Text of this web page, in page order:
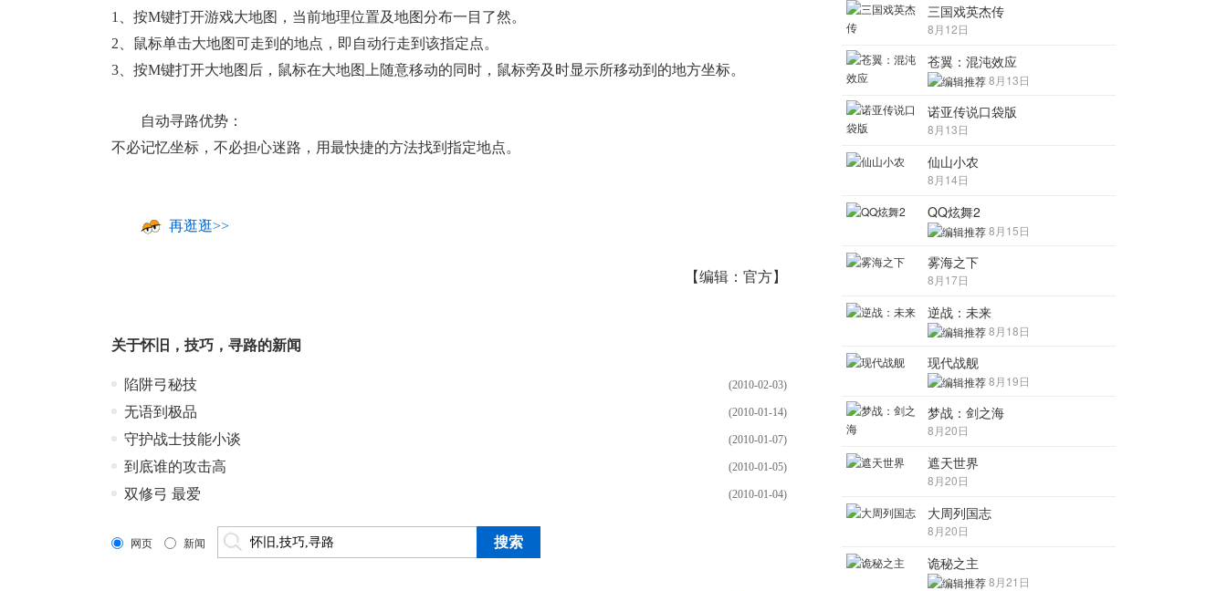
1、按M键打开游戏大地图，当前地理位置及地图分布一目了然。
2、鼠标单击大地图可走到的地点，即自动行走到该指定点。
3、按M键打开大地图后，鼠标在大地图上随意移动的同时，鼠标旁及时显示所移动到的地方坐标。
自动寻路优势：
不必记忆坐标，不必担心迷路，用最快捷的方法找到指定地点。
再逛逛>>
【编辑：官方】
关于怀旧 ， 技巧 ， 寻路的新闻
(2010-02-03)
陷阱弓秘技
(2010-01-14)
无语到极品
(2010-01-07)
守护战士技能小谈
(2010-01-05)
到底谁的攻击高
(2010-01-04)
双修弓 最爱
网页 新闻
三国戏英杰传
8月12日
苍翼：混沌效应
8月13日
诺亚传说口袋版
8月13日
仙山小农
8月14日
QQ炫舞2
8月15日
雾海之下
8月17日
逆战：未来
8月18日
现代战舰
8月19日
梦战：剑之海
8月20日
遮天世界
8月20日
大周列国志
8月20日
诡秘之主
8月21日